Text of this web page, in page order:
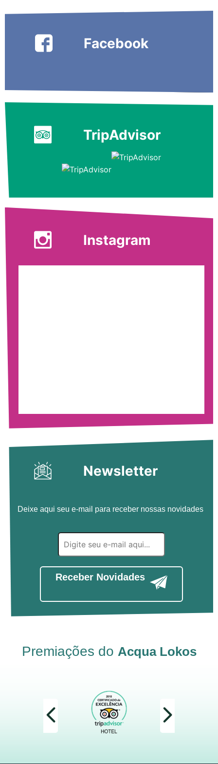
Facebook
TripAdvisor
Instagram
Newsletter
Deixe aqui seu e-mail para receber nossas novidades
Receber Novidades
Premiações do Acqua Lokos